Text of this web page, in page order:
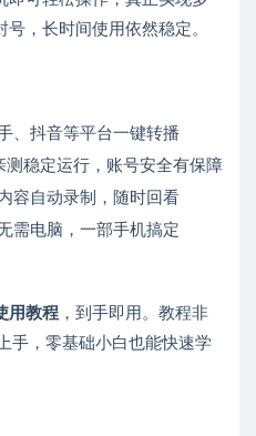
，长时间使用依然稳定。
、抖音等平台一键转播
测稳定运行，账号安全有保障
容自动录制，随时回看
无需电脑，一部手机搞定
用教程 ，到手即用。教程非
手，零基础小白也能快速学